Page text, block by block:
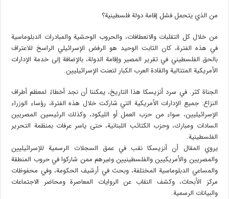
من الذي يتحمل فشل إقامة دولة فلسطينية؟
من خلال كل التقلبات والانعطافات، والحروب الوحشية والمبادرات الدبلوماسية
في هذه الفترة، كان الثابت الوحيد هو الرفض الإسرائيلي الراسخ للاعتراف
بالحق الفلسطيني في تقرير المصير وإقامة الدولة، بالإضافة إلى خدمة الإدارات
الأمريكية المتتالية والقادة العرب الكبار لتعنت الإسرائيليين.
الجناة كثر. في سرد ​​أنزيسكا هذا التاريخ، يمكننا أن نجد أخطاءً لمعظم أطراف
النزاع: جميع الإدارات الأمريكية التي شاركت خلال هذه الفترة، رؤساء الوزراء
الإسرائيليين، سواء من حزب العمل أو الليكود، وكذلك الرئيسين المصريين
السادات ومبارك، وحزب الكتائب اللبنانية، حتى ياسر عرفات بمنظمة التحرير
الفلسطينية.
يروي المقال أن أنزيسكا نقب في عمق السجلات الرسمية للإسرائيليين
والمصريين والأمريكيين والفلسطينيين وغيرهم ممن شاركوا في حروب المنطقة
والمساعي الدبلوماسية المختلفة، وبحث في أرشيف الحكومة، وفي محفوظات
مركز الأبحاث، وكشف النقاب عن الروايات المعاصرة ومحاضر الاجتماعات
والبيانات الرسمية.